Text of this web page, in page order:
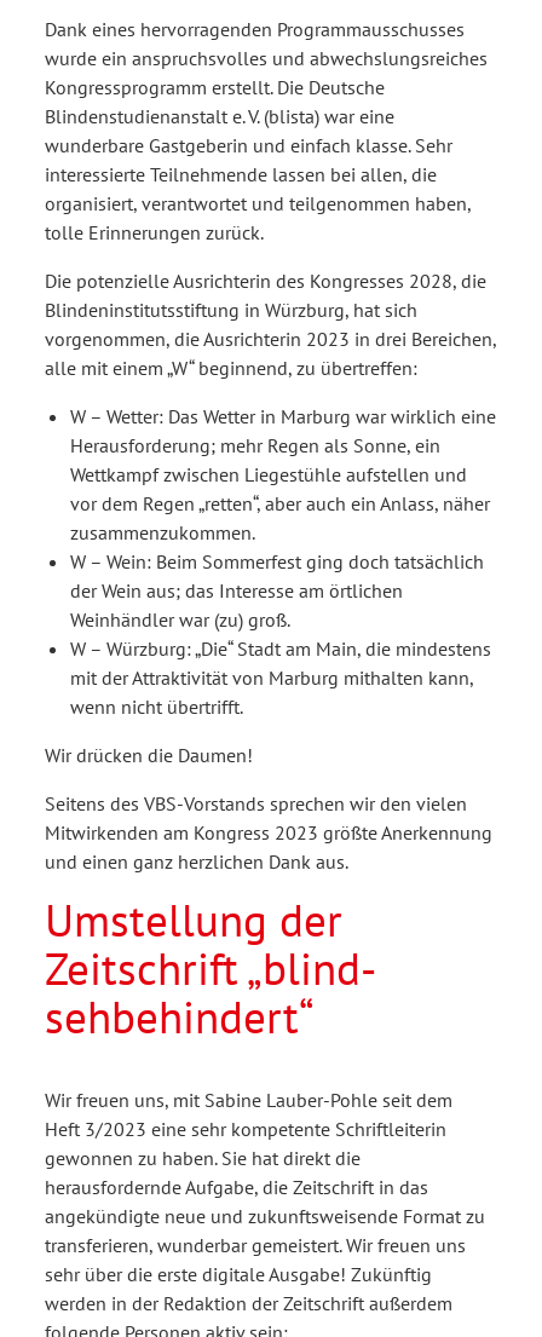
Dank eines hervorragenden Programmausschusses
wurde ein anspruchsvolles und abwechslungsreiches
Kongressprogramm erstellt. Die Deutsche
Blindenstudienanstalt e. V. (blista) war eine
wunderbare Gastgeberin und einfach klasse. Sehr
interessierte Teilnehmende lassen bei allen, die
organisiert, verantwortet und teilgenommen haben,
tolle Erinnerungen zurück.
Die potenzielle Ausrichterin des Kongresses 2028, die
Blindeninstitutsstiftung in Würzburg, hat sich
vorgenommen, die Ausrichterin 2023 in drei Bereichen,
alle mit einem „W“ beginnend, zu übertreffen:
W – Wetter: Das Wetter in Marburg war wirklich eine
Herausforderung; mehr Regen als Sonne, ein
Wettkampf zwischen Liegestühle aufstellen und
vor dem Regen „retten“, aber auch ein Anlass, näher
zusammenzukommen.
W – Wein: Beim Sommerfest ging doch tatsächlich
der Wein aus; das Interesse am örtlichen
Weinhändler war (zu) groß.
W – Würzburg: „Die“ Stadt am Main, die mindestens
mit der Attraktivität von Marburg mithalten kann,
wenn nicht übertrifft.
Wir drücken die Daumen!
Seitens des VBS-Vorstands sprechen wir den vielen
Mitwirkenden am Kongress 2023 größte Anerkennung
und einen ganz herzlichen Dank aus.
Umstellung der
Zeitschrift „blind-
sehbehindert“
Wir freuen uns, mit Sabine Lauber-Pohle seit dem
Heft 3/2023 eine sehr kompetente Schriftleiterin
gewonnen zu haben. Sie hat direkt die
herausfordernde Aufgabe, die Zeitschrift in das
angekündigte neue und zukunftsweisende Format zu
transferieren, wunderbar gemeistert. Wir freuen uns
sehr über die erste digitale Ausgabe! Zukünftig
werden in der Redaktion der Zeitschrift außerdem
folgende Personen aktiv sein: